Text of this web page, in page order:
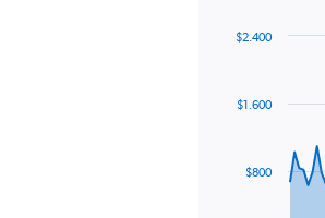
data
The$800
$1.600
$2.400